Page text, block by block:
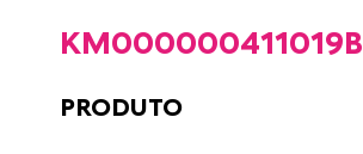
KM000000411019B
PRODUTO